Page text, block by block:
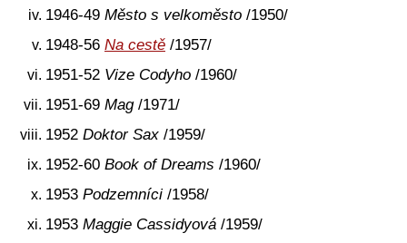
1946-49 Město s velkoměsto /1950/
1948-56 Na cestě /1957/
1951-52 Vize Codyho /1960/
1951-69 Mag/1971/
1952 Doktor Sax /1959/
1952-60 Book of Dreams /1960/
1953 Podzemníci /1958/
1953 Maggie Cassidyová /1959/